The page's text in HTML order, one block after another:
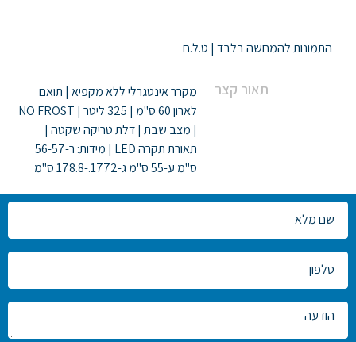
התמונות להמחשה בלבד | ט.ל.ח
תאור קצר
מקרר אינטגרלי ללא מקפיא | תואם
לארון 60 ס"מ | 325 ליטר | NO FROST
| מצב שבת | דלת טריקה שקטה |
תאורת תקרה LED | מידות: ר-56-57
ס"מ ע-55 ס"מ ג-1772.-178.8 ס"מ
צרו
קשר